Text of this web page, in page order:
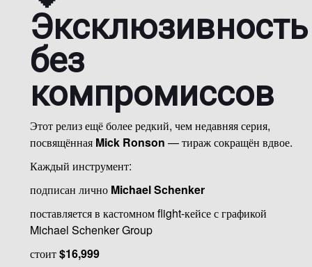
Эксклюзивность
без
компромиссов
Этот релиз ещё более редкий, чем недавняя серия,
посвящённая Mick Ronson — тираж сокращён вдвое.
Каждый инструмент:
подписан лично Michael Schenker
поставляется в кастомном flight-кейсе с графикой
Michael Schenker Group
стоит$16,999